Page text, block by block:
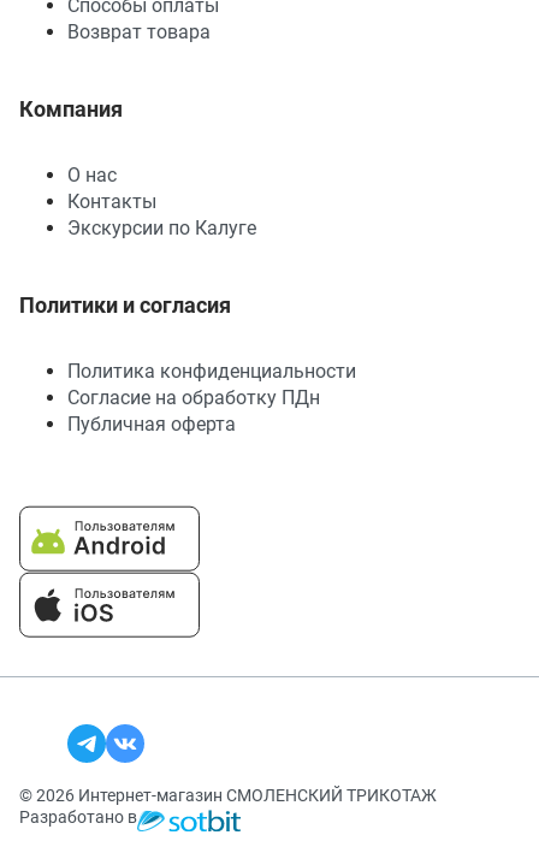
Способы оплаты
Возврат товара
Компания
О нас
Контакты
Экскурсии по Калуге
Политики и согласия
Политика конфиденциальности
Согласие на обработку ПДн
Публичная оферта
© 2026 Интернет-магазин СМОЛЕНСКИЙ ТРИКОТАЖ
Разработано в